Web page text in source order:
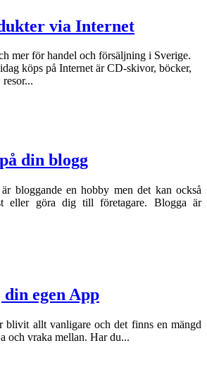
via Internet
mer för handel och försäljning i Sverige.
köps på Internet är CD-skivor, böcker,
din blogg
bloggande en hobby men det kan också
eller göra dig till företagare. Blogga är
din egen App
blivit allt vanligare och det finns en mängd
och vraka mellan. Har du...